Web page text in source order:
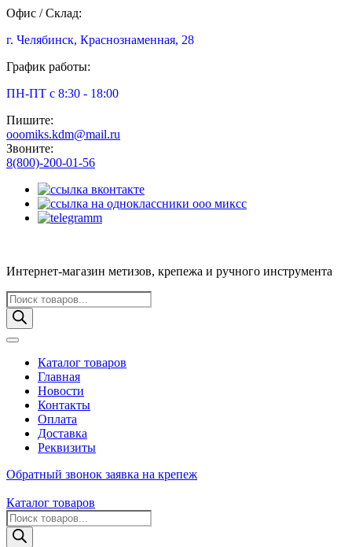
Офис / Склад:
г. Челябинск, Краснознаменная, 28
График работы:
ПН-ПТ с 8:30 - 18:00
Пишите:
ooomiks.kdm@mail.ru
Звоните:
8(800)-200-01-56
Интернет-магазин метизов, крепежа и ручного инструмента
Поиск
товаров
Каталог товаров
Главная
Новости
Контакты
Оплата
Доставка
Реквизиты
Обратный звонок заявка на крепеж
Каталог товаров
Поиск
товаров